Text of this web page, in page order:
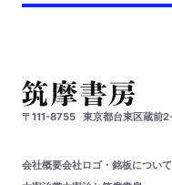
〒111-8755 東京都台東区蔵前
会社概要会社ロゴ・銘板について